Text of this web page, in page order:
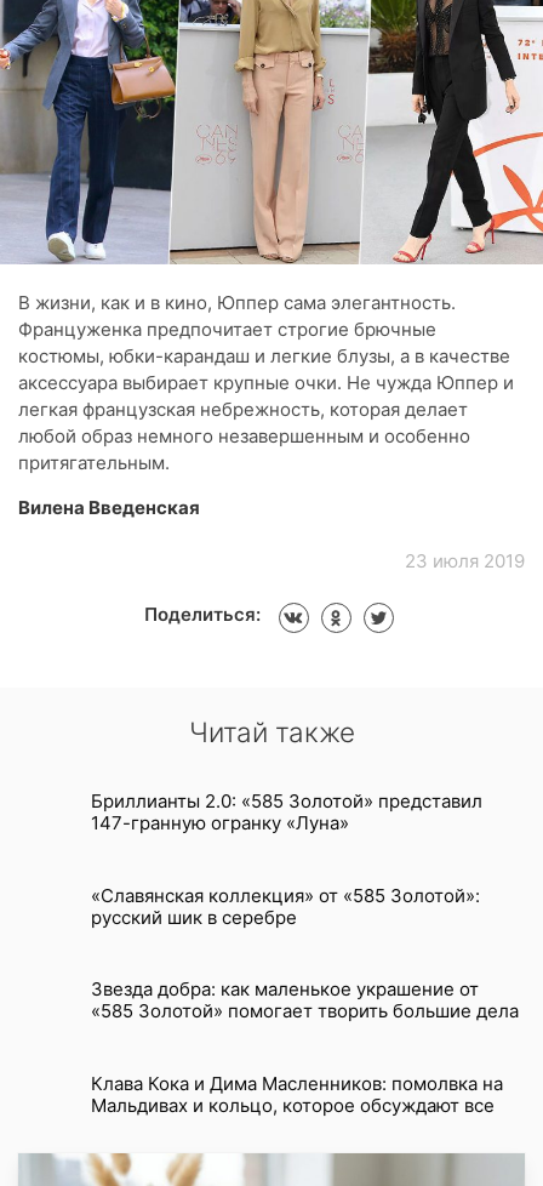
В жизни, как и в кино, Юппер сама элегантность.
Француженка предпочитает строгие брючные
костюмы, юбки-карандаш и легкие блузы, а в качестве
аксессуара выбирает крупные очки. Не чужда Юппер и
легкая французская небрежность, которая делает
любой образ немного незавершенным и особенно
притягательным.
Вилена Введенская
23 июля 2019
Поделиться:
Читай также
Бриллианты 2.0: «585 Золотой» представил
147-гранную огранку «Луна»
«Славянская коллекция» от «585 Золотой»:
русский шик в серебре
Звезда добра: как маленькое украшение от
«585 Золотой» помогает творить большие дела
Клава Кока и Дима Масленников: помолвка на
Мальдивах и кольцо, которое обсуждают все